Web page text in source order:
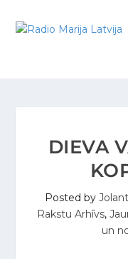
DIEVA
Posted by
Rakstu Arhīvs,
un